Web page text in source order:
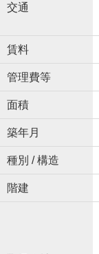
交通
賃料
管理費等
面積
築年月
種別 / 構造
階建